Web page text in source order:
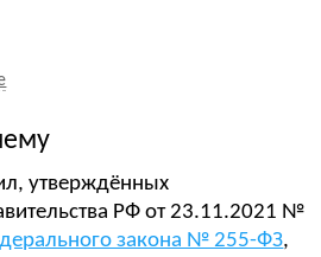
утверждённых
РФ от 23.11.2021 №
закона № 255-ФЗ,